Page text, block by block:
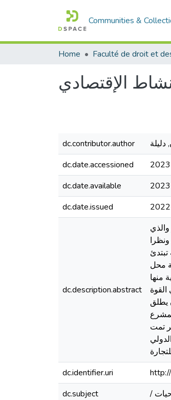
Communities &
Home
الإقتصادي
dc.contributor.author
dc.date.accessioned
dc.date.available
dc.date.issued
dc.description.abstract
ونظرا
محل
منها
يطلق
وإحتفظ المشرع
تمت
dc.identifier.uri
dc.subject